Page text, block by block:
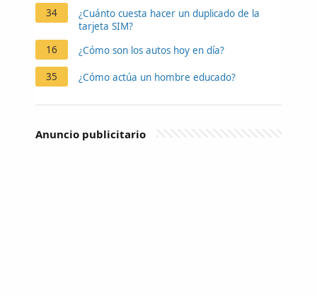
34
¿Cuánto cuesta hacer un duplicado de la
tarjeta SIM?
16
¿Cómo son los autos hoy en día?
35 ¿Cómo actúa un hombre educado?
Anuncio publicitario